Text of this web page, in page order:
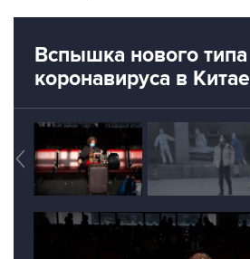
Вспышка нового типа
коронавируса в Китае